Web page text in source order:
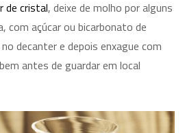
de cristal, deixe de molho por alguns
com açúcar ou bicarbonato de
decanter e depois enxague com
antes de guardar em local